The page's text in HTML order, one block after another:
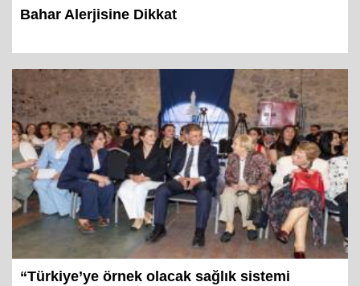
Bahar Alerjisine Dikkat
“Türkiye’ye örnek olacak sağlık sistemi